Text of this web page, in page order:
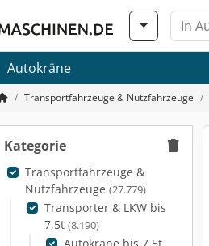
Autokräne
Transportfahrzeuge & Nutzfahrzeuge
Kategorie
Transportfahrzeuge &
Nutzfahrzeuge (27.779)
Transporter & LKW bis
7,5t (8.190)